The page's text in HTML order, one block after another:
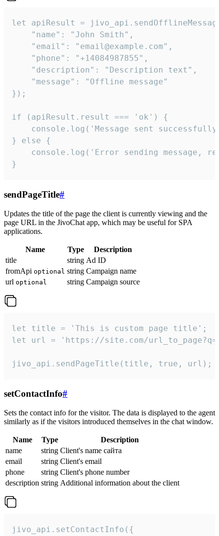
let apiResult =
    "name": "John Smith",
    "email": "email@example.com",
    "phone": "+14084987855",
    "description": "Description text",
    "message": "Offline message"
});
if (apiResult.result === 'ok') {
console.log('Message sent
} else {
console.log('Error sending message,
}
sendPageTitle#
Updates the title of the page the client is currently viewing and the
page URL in the JivoChat app, which may be useful for SPA
applications.
Name Type
Description
title
string Ad ID
fromApi optional string Campaign name
url optional string Campaign source
let title = 'This is custom page title';
let url = 'https://site.com/
jivo_api.sendPageTitle(title, true, url);
setContactInfo#
Sets the contact info for the visitor. The data is displayed to the agent
similarly as if the visitors introduced themselves in the chat window.
Name Type
Description
name
string Client's name сайта
email
string Client's email
phone
string Client's phone number
description string Additional information about the client
jivo_api.setContactInfo({